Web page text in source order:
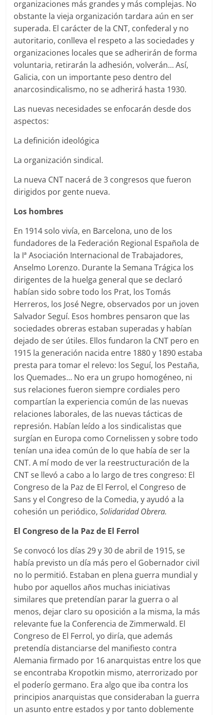
organizaciones más grandes y más complejas. No
obstante la vieja organización tardara aún en ser
superada. El carácter de la CNT, confederal y no
autoritario, conlleva el respeto a las sociedades y
organizaciones locales que se adherirán de forma
voluntaria, retirarán la adhesión, volverán… Así,
Galicia, con un importante peso dentro del
anarcosindicalismo, no se adherirá hasta 1930.
Las nuevas necesidades se enfocarán desde dos
aspectos:
La definición ideológica
La organización sindical.
La nueva CNT nacerá de 3 congresos que fueron
dirigidos por gente nueva.
Los hombres
En 1914 solo vivía, en Barcelona, uno de los
fundadores de la Federación Regional Española de
la Iª Asociación Internacional de Trabajadores,
Anselmo Lorenzo. Durante la Semana Trágica los
dirigentes de la huelga general que se declaró
habían sido sobre todo los Prat, los Tomás
Herreros, los José Negre, observados por un joven
Salvador Seguí. Esos hombres pensaron que las
sociedades obreras estaban superadas y habían
dejado de ser útiles. Ellos fundaron la CNT pero en
1915 la generación nacida entre 1880 y 1890 estaba
presta para tomar el relevo: los Seguí, los Pestaña,
los Quemades… No era un grupo homogéneo, ni
sus relaciones fueron siempre cordiales pero
compartían la experiencia común de las nuevas
relaciones laborales, de las nuevas tácticas de
represión. Habían leído a los sindicalistas que
surgían en Europa como Cornelissen y sobre todo
tenían una idea común de lo que había de ser la
CNT. A mí modo de ver la reestructuración de la
CNT se llevó a cabo a lo largo de tres congreso: El
Congreso de la Paz de El Ferrol, el Congreso de
Sans y el Congreso de la Comedia, y ayudó a la
cohesión un periódico,Solidaridad Obrera.
El Congreso de la Paz de El Ferrol
Se convocó los días 29 y 30 de abril de 1915, se
había previsto un día más pero el Gobernador civil
no lo permitió. Estaban en plena guerra mundial y
hubo por aquellos años muchas iniciativas
similares que pretendían parar la guerra o al
menos, dejar claro su oposición a la misma, la más
relevante fue la Conferencia de Zimmerwald. El
Congreso de El Ferrol, yo diría, que además
pretendía distanciarse del manifiesto contra
Alemania firmado por 16 anarquistas entre los que
se encontraba Kropotkin mismo, aterrorizado por
el poderío germano. Era algo que iba contra los
principios anarquistas que consideraban la guerra
un asunto entre estados y por tanto doblemente